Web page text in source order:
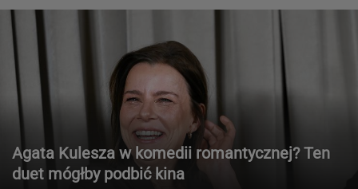
Agata Kulesza w komedii romantycznej? Ten
duet mógłby podbić kina